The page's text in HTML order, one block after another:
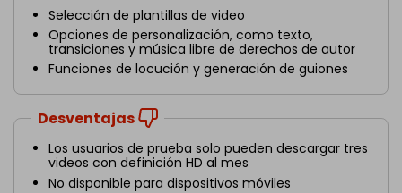
Selección de plantillas de video
Opciones de personalización, como texto,
transiciones y música libre de derechos de autor
Funciones de locución y generación de guiones
Desventajas
Los usuarios de prueba solo pueden descargar tres
videos con definición HD al mes
No disponible para dispositivos móviles